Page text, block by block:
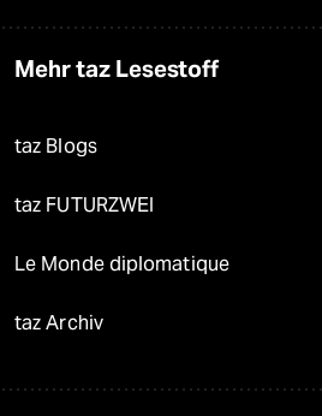
Mehr taz Lesestoff
taz Blogs
taz FUTURZWEI
Le Monde diplomatique
taz Archiv